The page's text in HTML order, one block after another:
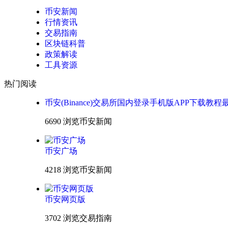
币安新闻
行情资讯
交易指南
区块链科普
政策解读
工具资源
热门阅读
币安(Binance)交易所国内登录手机版APP下载教程
6690 浏览币安新闻
币安广场
4218 浏览币安新闻
币安网页版
3702 浏览交易指南